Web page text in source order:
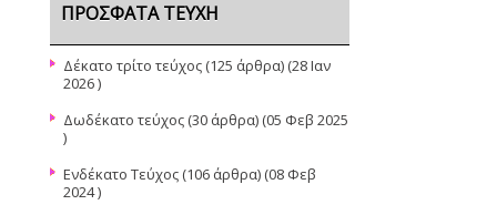
ΠΡΌΣΦΑΤΑ ΤΕΎΧΗ
Δέκατο τρίτο τεύχος (125 άρθρα) (28 Ιαν
2026 )
Δωδέκατο τεύχος (30 άρθρα) (05 Φεβ 2025
)
Ενδέκατο Τεύχος (106 άρθρα) (08 Φεβ
2024 )